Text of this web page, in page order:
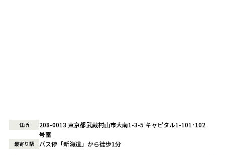
住所
208-0013 東京都武蔵村山市大南1-3-5 キャピタル1-101･102
号室
最寄り駅 バス停「新海道」から徒歩1分